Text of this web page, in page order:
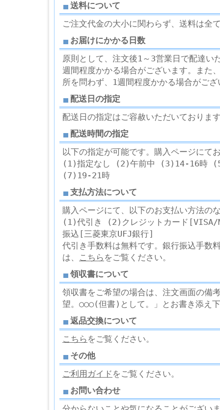
送料について
ご注文代金の大小に関わらず、送料は全
お届けにかかる日数
原則として、注文後1～3営業日で配達い
週間程度かかる場合がございます。また
所を問わず、1週間程度かかる場合がござ
配送日の指定
配送日の指定はご容赦いただいておりま
配送時間の指定
以下の指定が可能です。購入ページにて
(1)指定なし (2)午前中 (3)14-16時
(7)19-21時
支払方法について
購入ページにて、以下のお支払い方法の
(1)代引き (2)クレジットカード
振込[三菱東京UFJ銀行]
代引き手数料は無料です。銀行振込手数
は、 こちら をご覧ください。
領収書について
領収書をご希望の場合は、注文画面の
望。○○○(但書)として。」とお書き添え
返品交換について
こちら をご覧ください。
その他
ご利用ガイド をご覧ください。
お問い合わせ